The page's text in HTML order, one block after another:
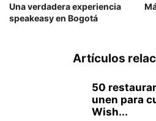
Una verdadera experiencia
speakeasy en Bogotá
Artículos
50
unen para
Wish...